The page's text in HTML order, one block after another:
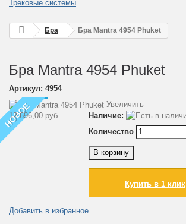
Трековые системы
Бра Бра Mantra 4954 Phuket
Бра Mantra 4954 Phuket
Артикул: 4954
НОВОЕ
Увеличить
12 696,00 руб
Добавить в избранное
Наличие:
Количество
В корзину
Купить в 1 клик